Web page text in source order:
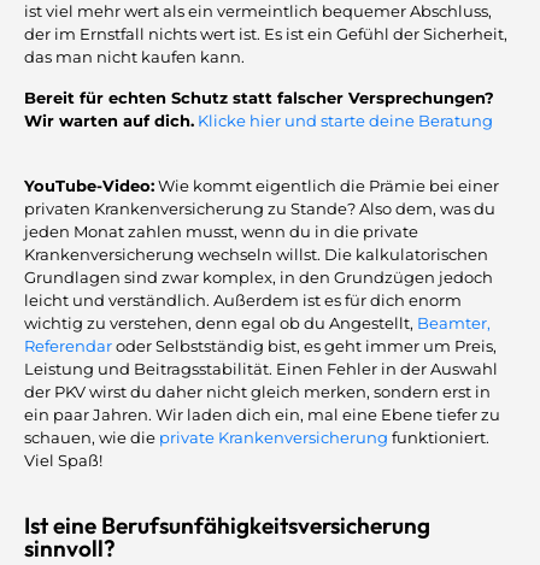
ist viel mehr wert als ein vermeintlich bequemer Abschluss,
der im Ernstfall nichts wert ist. Es ist ein Gefühl der Sicherheit,
das man nicht kaufen kann.
Bereit für echten Schutz statt falscher Versprechungen?
Wir warten auf dich. Klicke hier und starte deine Beratung
YouTube-Video:Wie kommt eigentlich die Prämie bei einer
privaten Krankenversicherung zu Stande? Also dem, was du
jeden Monat zahlen musst, wenn du in die private
Krankenversicherung wechseln willst. Die kalkulatorischen
Grundlagen sind zwar komplex, in den Grundzügen jedoch
leicht und verständlich. Außerdem ist es für dich enorm
wichtig zu verstehen, denn egal ob du Angestellt, Beamter,
Referendaroder Selbstständig bist, es geht immer um Preis,
Leistung und Beitragsstabilität. Einen Fehler in der Auswahl
der PKV wirst du daher nicht gleich merken, sondern erst in
ein paar Jahren. Wir laden dich ein, mal eine Ebene tiefer zu
schauen, wie die private Krankenversicherung funktioniert.
Viel Spaß!
Ist eine Berufsunfähigkeitsversicherung
sinnvoll?